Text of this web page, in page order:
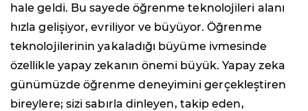
hale geldi. Bu sayede öğrenme teknolojileri alanı
hızla gelişiyor, evriliyor ve büyüyor. Öğrenme
teknolojilerinin yakaladığı büyüme ivmesinde
özellikle yapay zekanın önemi büyük. Yapay zeka
günümüzde öğrenme deneyimini gerçekleştiren
bireylere; sizi sabırla dinleyen, takip eden,